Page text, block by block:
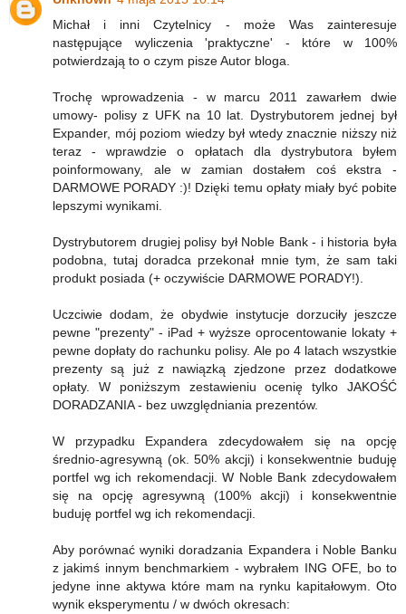
Michał i inni Czytelnicy - może Was zainteresuje
następujące wyliczenia 'praktyczne' - które w 100%
potwierdzają to o czym pisze Autor bloga.
Trochę wprowadzenia - w marcu 2011 zawarłem dwie
umowy- polisy z UFK na 10 lat. Dystrybutorem jednej był
Expander, mój poziom wiedzy był wtedy znacznie niższy niż
teraz - wprawdzie o opłatach dla dystrybutora byłem
poinformowany, ale w zamian dostałem coś ekstra -
DARMOWE PORADY :)! Dzięki temu opłaty miały być pobite
lepszymi wynikami.
Dystrybutorem drugiej polisy był Noble Bank - i historia była
podobna, tutaj doradca przekonał mnie tym, że sam taki
produkt posiada (+ oczywiście DARMOWE PORADY!).
Uczciwie dodam, że obydwie instytucje dorzuciły jeszcze
pewne "prezenty" - iPad + wyższe oprocentowanie lokaty +
pewne dopłaty do rachunku polisy. Ale po 4 latach wszystkie
prezenty są już z nawiązką zjedzone przez dodatkowe
opłaty. W poniższym zestawieniu ocenię tylko JAKOŚĆ
DORADZANIA - bez uwzględniania prezentów.
W przypadku Expandera zdecydowałem się na opcję
średnio-agresywną (ok. 50% akcji) i konsekwentnie buduję
portfel wg ich rekomendacji. W Noble Bank zdecydowałem
się na opcję agresywną (100% akcji) i konsekwentnie
buduję portfel wg ich rekomendacji.
Aby porównać wyniki doradzania Expandera i Noble Banku
z jakimś innym benchmarkiem - wybrałem ING OFE, bo to
jedyne inne aktywa które mam na rynku kapitałowym. Oto
wynik eksperymentu / w dwóch okresach: